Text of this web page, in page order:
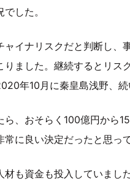
した。
ャイナリスクだと判断し
ました。継続するとリス
年10月に秦皇島浅野、
ら、おそらく100億円から
に良い決定だったと思って
材も資金も投入していまし